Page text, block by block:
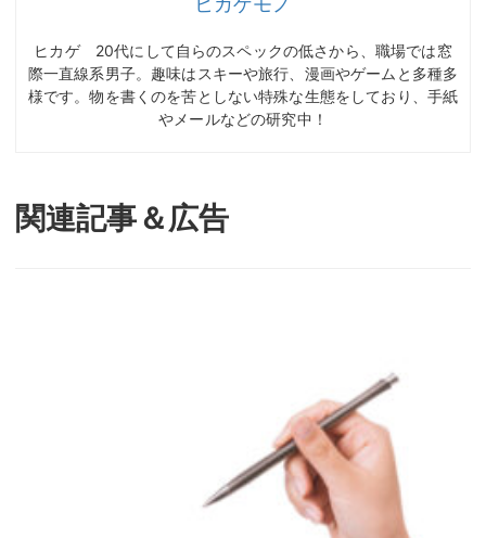
ヒカゲ 20代にして自らのスペックの低さから、職場では窓
際一直線系男子。趣味はスキーや旅行、漫画やゲームと多種多
様です。物を書くのを苦としない特殊な生態をしており、手紙
やメールなどの研究中！
関連記事＆広告